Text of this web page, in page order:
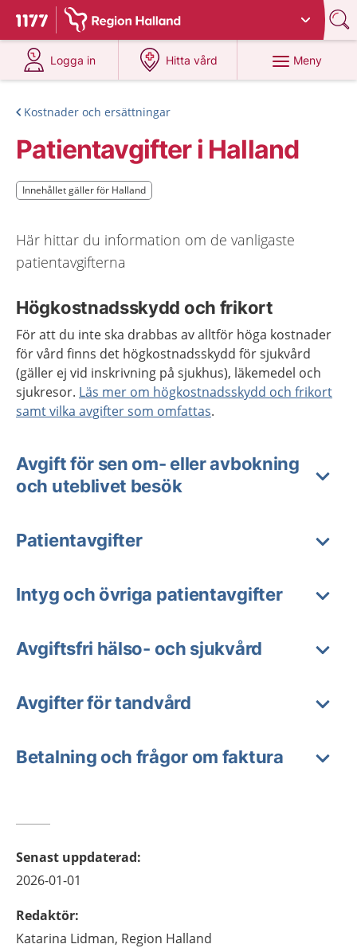
Till startsidan för 1177
Du har valt region Halland
Logga in
på 1177.se
Hitta vård
på 1177.se
Meny
Kostnader och ersättningar
Patientavgifter i Halland
Innehållet gäller för Halland
Innehållet gäller för Halland
Här hittar du information om de vanligaste
patientavgifterna
Högkostnadsskydd och frikort
För att du inte ska drabbas av alltför höga kostnader
för vård finns det högkostnadsskydd för sjukvård
(gäller ej vid inskrivning på sjukhus), läkemedel och
sjukresor. Läs mer om högkostnadsskydd och frikort
samt vilka avgifter som omfattas.
Avgift för sen om- eller avbokning
och uteblivet besök
Patientavgifter
Intyg och övriga patientavgifter
Avgiftsfri hälso- och sjukvård
Avgifter för tandvård
Betalning och frågor om faktura
Senast uppdaterad:
2026-01-01
Redaktör:
Katarina Lidman, Region Halland